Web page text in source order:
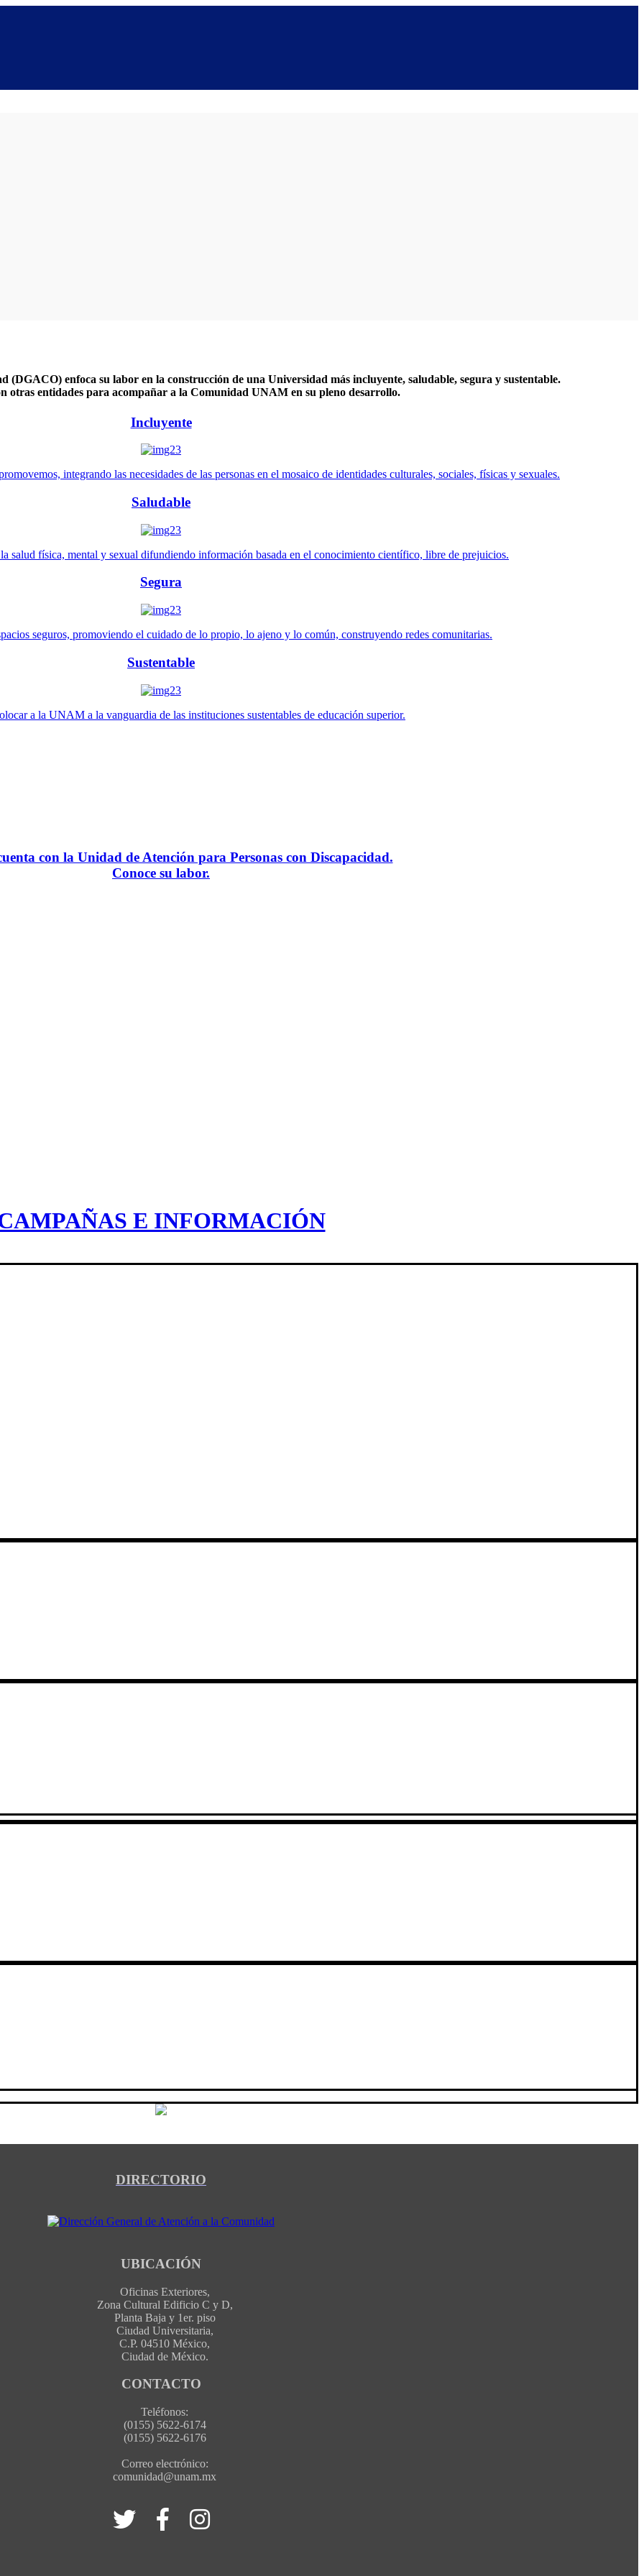
(DGACO) enfoca su labor en la construcción de una Universidad más incluyente, saludable, segura y sustentable.
otras entidades para acompañar a la Comunidad UNAM en su pleno desarrollo.
Incluyente
integrando las necesidades de las personas en el mosaico de identidades culturales, sociales, físicas y sexuales.
Saludable
salud física, mental y sexual difundiendo información basada en el conocimiento científico, libre de prejuicios.
Segura
seguros, promoviendo el cuidado de lo propio, lo ajeno y lo común, construyendo redes comunitarias.
Sustentable
a la UNAM a la vanguardia de las instituciones sustentables de educación superior.
con la Unidad de Atención para Personas con Discapacidad.
Conoce su labor.
E INFORMACIÓN
DIRECTORIO
UBICACIÓN
Oficinas Exteriores,
Zona Cultural Edificio C y D,
Planta Baja y 1er. piso
Ciudad Universitaria,
C.P. 04510 México,
Ciudad de México.
CONTACTO
Teléfonos:
(0155) 5622-6174
(0155) 5622-6176
Correo electrónico:
comunidad@unam.mx